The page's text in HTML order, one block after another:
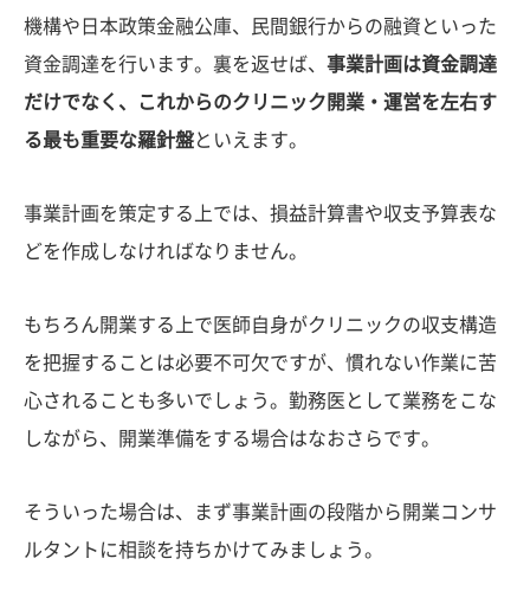
機構や日本政策金融公庫、民間銀行からの融資といった
資金調達を行います。裏を返せば、 事業計画は資金調達
だけでなく、これからのクリニック開業・運営を左右す
る最も重要な羅針盤といえます。
事業計画を策定する上では、損益計算書や収支予算表な
どを作成しなければなりません。
もちろん開業する上で医師自身がクリニックの収支構造
を把握することは必要不可欠ですが、慣れない作業に苦
心されることも多いでしょう。勤務医として業務をこな
しながら、開業準備をする場合はなおさらです。
そういった場合は、まず事業計画の段階から開業コンサ
ルタントに相談を持ちかけてみましょう。